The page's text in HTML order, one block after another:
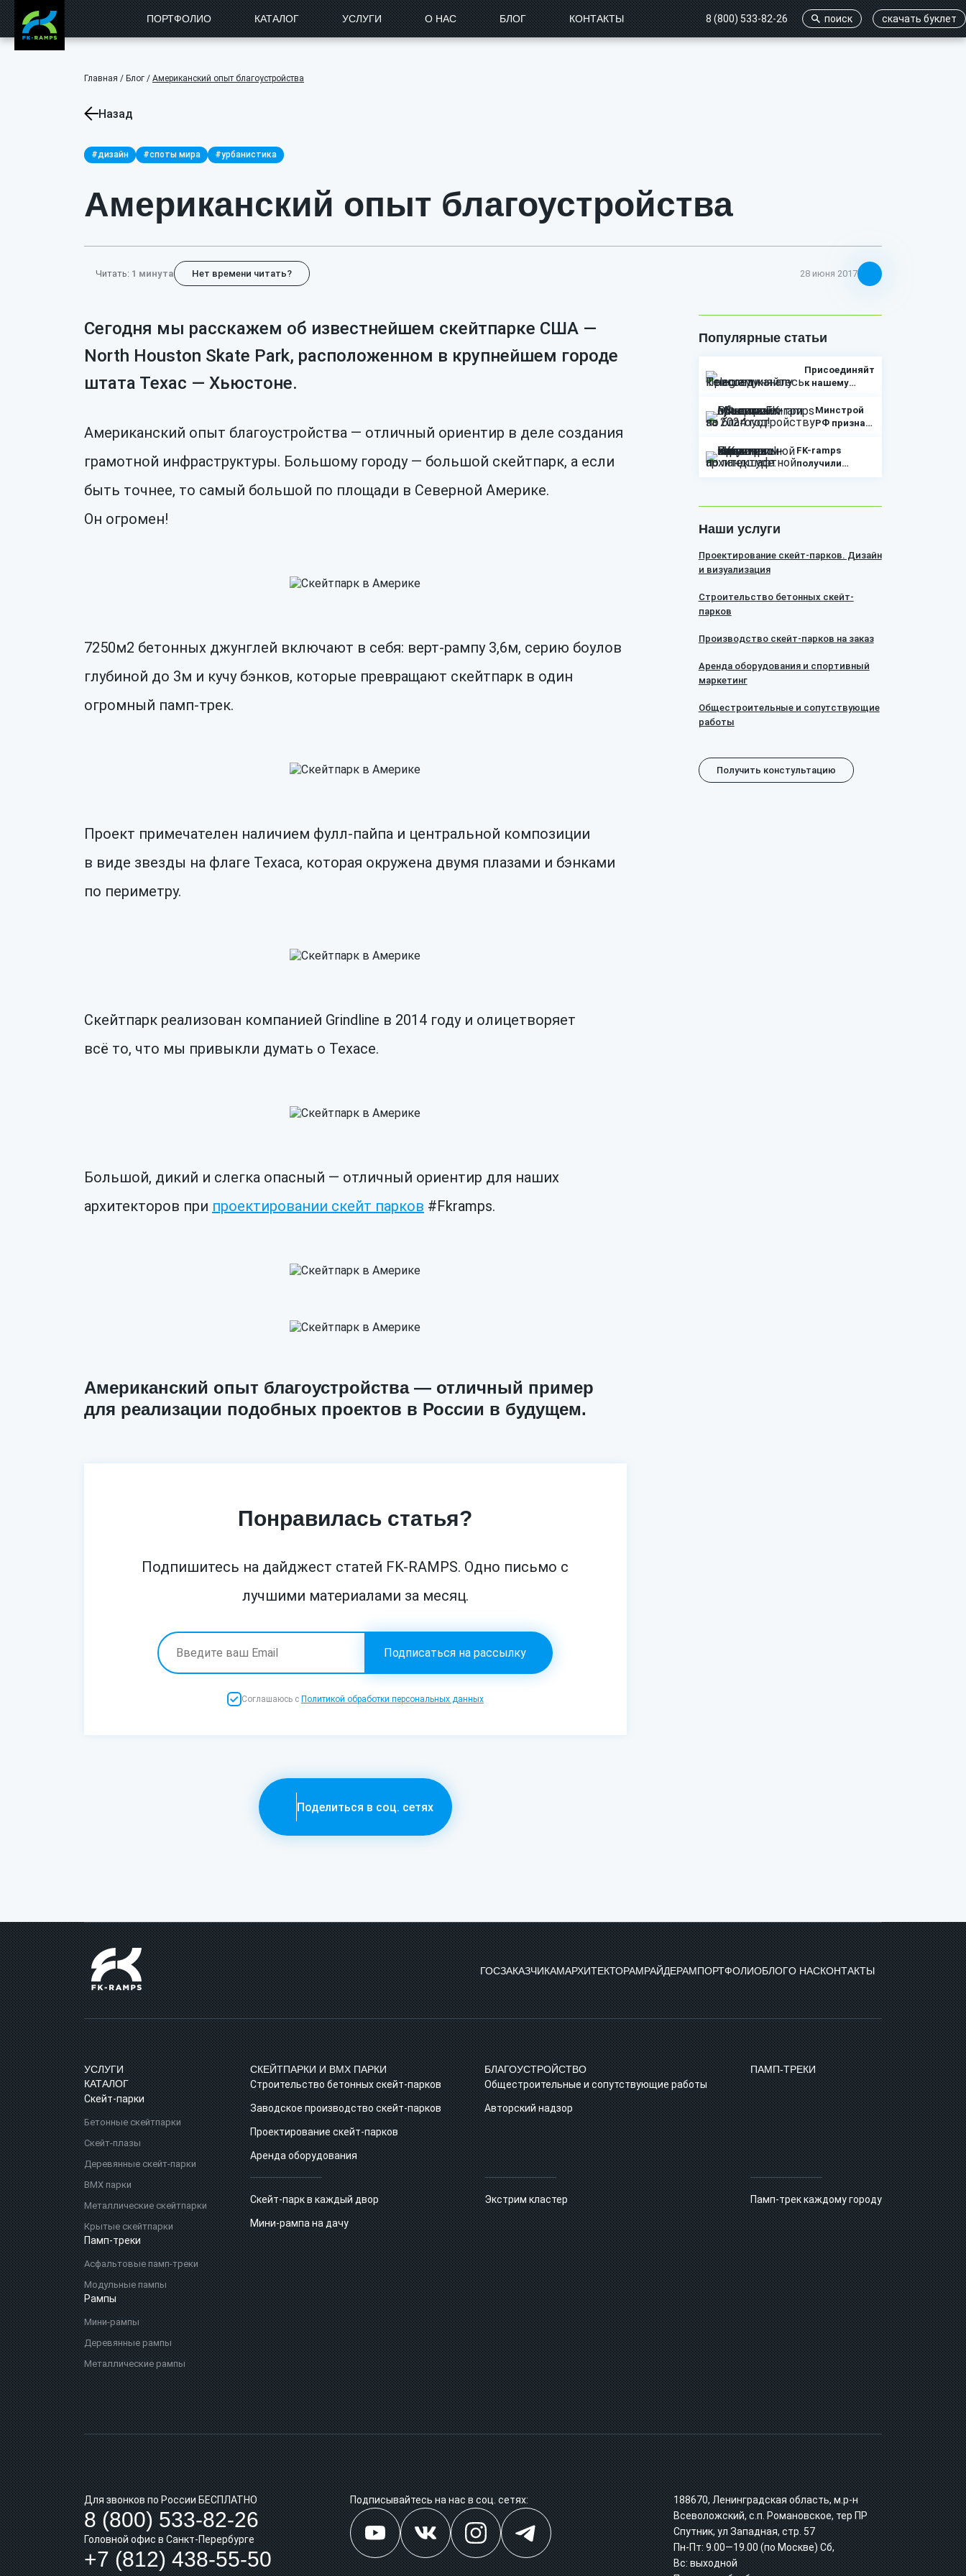
ПОРТФОЛИО КАТАЛОГ УСЛУГИ О НАС БЛОГ КОНТАКТЫ 8 (800) 533-82-26 поиск cкачать буклет
Главная / Блог / Американский опыт благоустройства
Назад
#дизайн #споты мира #урбанистика
Американский опыт благоустройства
Читать: 1 минута Нет времени читать? 28 июня 2017
Сегодня мы расскажем об известнейшем скейтпарке США —
North Houston Skate Park, расположенном в крупнейшем городе
штата Техас — Хьюстоне.
Американский опыт благоустройства — отличный ориентир в деле создания
грамотной инфраструктуры. Большому городу — большой скейтпарк, а если
быть точнее, то самый большой по площади в Северной Америке.
Он огромен!
7250м2 бетонных джунглей включают в себя: верт-рампу 3,6м, серию боулов
глубиной до 3м и кучу бэнков, которые превращают скейтпарк в один
огромный памп-трек.
Проект примечателен наличием фулл-пайпа и центральной композиции
в виде звезды на флаге Техаса, которая окружена двумя плазами и бэнками
по периметру.
Скейтпарк реализован компанией Grindline в 2014 году и олицетворяет
всё то, что мы привыкли думать о Техасе.
Большой, дикий и слегка опасный — отличный ориентир для наших
архитекторов при проектировании скейт парков #Fkramps.
Американский опыт благоустройства — отличный пример
для реализации подобных проектов в России в будущем.
Понравилась статья?
Подпишитесь на дайджест статей FK-RAMPS. Одно письмо с
лучшими материалами за месяц.
Соглашаюсь с Политикой обработки персональных данных
Поделиться в соц. сетях
Популярные статьи
Присоединяйтесь
к нашему
каналу
Минстрой
РФ признал
FK-ramps
лучшими
FK-ramps
получили
по ландшафтной
Наши услуги
Проектирование скейт-парков. Дизайн
и визуализация
Строительство бетонных скейт-
парков
Производство скейт-парков на заказ
Аренда оборудования и спортивный
маркетинг
Общестроительные и сопутствующие
работы
Получить констультацию
ГОСЗАКАЗЧИКАМАРХИТЕКТОРАМРАЙДЕРАМПОРТФОЛИОБЛОГО НАСКОНТАКТЫ
УСЛУГИ
КАТАЛОГ
Скейт‑парки
Бетонные скейтпарки
Скейт‑плазы
Деревянные скейт‑парки
BMX парки
Металлические скейтпарки
Крытые скейтпарки
Памп‑треки
Асфальтовые памп‑треки
Модульные пампы
Рампы
Мини-рампы
Деревянные рампы
Металлические рампы
СКЕЙТПАРКИ И BMX ПАРКИ
Строительство бетонных скейт‑парков
Заводское производство скейт-парков
Проектирование скейт-парков
Аренда оборудования
Скейт-парк в каждый двор
Мини-рампа на дачу
БЛАГОУСТРОЙСТВО
Общестроительные и сопутствующие работы
Авторский надзор
Экстрим кластер
ПАМП‑ТРЕКИ
Памп-трек каждому городу
Для звонков по России БЕСПЛАТНО
8 (800) 533-82-26
Головной офис в Санкт-Перербурге
+7 (812) 438-55-50
Подписывайтесь на нас в соц. сетях:
188670, Ленинградская область, м.р-н
Всеволожский, с.п. Романовское, тер ПР
Спутник, ул Западная, стр. 57
Пн-Пт: 9.00—19.00 (по Москве) Сб,
Вс: выходной